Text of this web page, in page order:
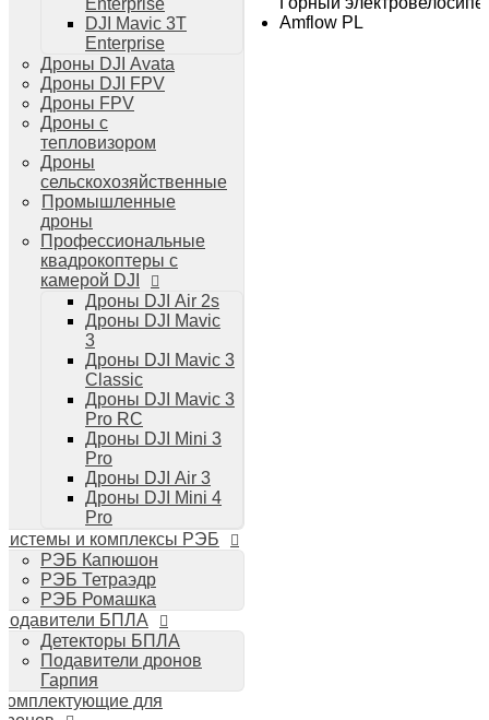
Дроны DJI Mini 4 Pro
Системы и комплексы РЭБ
РЭБ Капюшон
РЭБ Тетраэдр
РЭБ Ромашка
Подавители БПЛА
Детекторы БПЛА
Комплектующие для дронов
Спутниковая связь
Зарядные устройства для дронов
Пульты для дронов
Пропеллеры для дронов
Кейсы для дронов
Тепловизионные бинокли
Тепловизионные прицелы
Аккумуляторы для дронов
Телевизоры
Телевизоры
Цифровая техника
Техника Apple
Телефоны iPhone
Планшеты iPad
Компьютеры Mac
Аудиотехника
Стайлеры для волос Dyson
Пылесосы Dyson
Аудио и видео DJI
Ручные камеры
DJI Osmo Action 3
DJI Osmo Pocket 3
Enterprise
DJI Mavic 3T
Enterprise
Дроны DJI Avata
Дроны DJI FPV
Дроны FPV
Дроны с
тепловизором
Дроны
сельскохозяйственные
Промышленные
дроны
Профессиональные
квадрокоптеры с
камерой DJI
Дроны DJI Air 2s
Дроны DJI Mavic
3
Дроны DJI Mavic 3
Classic
Дроны DJI Mavic 3
Pro RC
Дроны DJI Mini 3
Pro
Дроны DJI Air 3
Дроны DJI Mini 4
Pro
и комплексы РЭБ
РЭБ Капюшон
РЭБ Тетраэдр
РЭБ Ромашка
БПЛА
Детекторы БПЛА
Подавители дронов
Гарпия
для
Amflow PL